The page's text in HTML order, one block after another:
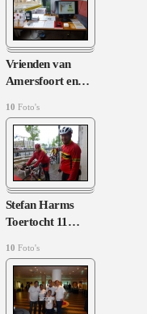
Vrienden van
Amersfoort en…
10 Foto's
Stefan Harms
Toertocht 11 …
10 Foto's